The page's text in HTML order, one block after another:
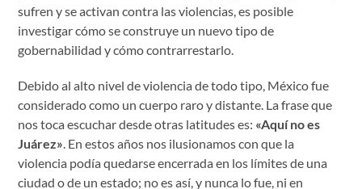
sufren y se activan contra las violencias, es posible
investigar cómo se construye un nuevo tipo de
gobernabilidad y cómo contrarrestarlo.
Debido al alto nivel de violencia de todo tipo, México fue
considerado como un cuerpo raro y distante. La frase que
nos toca escuchar desde otras latitudes es: «Aquí no es
Juárez» . En estos años nos ilusionamos con que la
violencia podía quedarse encerrada en los límites de una
ciudad o de un estado; no es así, y nunca lo fue, ni en